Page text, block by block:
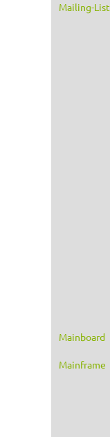
Mailing-List
Mainboard
Mainframe